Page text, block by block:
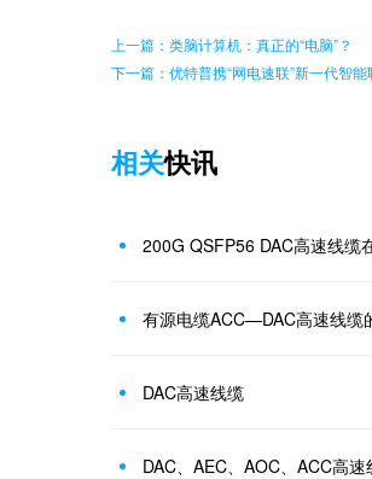
上一篇：类脑计算机：真正的“电脑”？
下一篇：优特普携“网电速联”新一代智
相关快讯
200G QSFP56 DAC高速线缆
有源电缆ACC—DAC高速线缆
DAC高速线缆
DAC、AEC、AOC、ACC高